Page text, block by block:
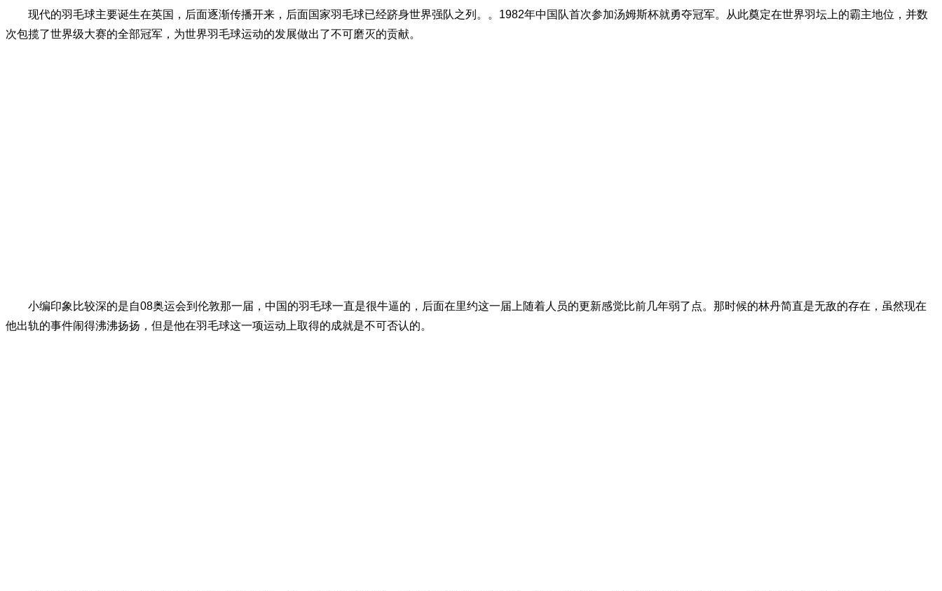
现代的羽毛球主要诞生在英国，后面逐渐传播开来，后面国家羽毛球已经跻身世界强队之列。。1982年中国队首次参加汤姆斯杯就勇夺冠军。从此奠定在世界羽坛上的霸主地位，并数
次包揽了世界级大赛的全部冠军，为世界羽毛球运动的发展做出了不可磨灭的贡献。
小编印象比较深的是自08奥运会到伦敦那一届，中国的羽毛球一直是很牛逼的，后面在里约这一届上随着人员的更新感觉比前几年弱了点。那时候的林丹简直是无敌的存在，虽然现在
他出轨的事件闹得沸沸扬扬，但是他在羽毛球这一项运动上取得的成就是不可否认的。